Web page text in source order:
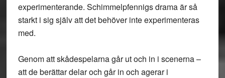
experimenterande. Schimmelpfennigs drama är så
starkt i sig själv att det behöver inte experimenteras
med.
Genom att skådespelarna går ut och in i scenerna –
att de berättar delar och går in och agerar i